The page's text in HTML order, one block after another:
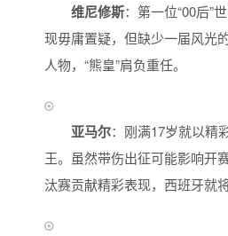
维尼修斯：第一位“00后”
现毋庸置疑，但缺少一届风光
人物，“熊皇”肩负重任。
亚马尔：刚满17岁就以精
王。虽然带伤出征可能影响开
汰赛贡献精彩表现，西班牙就